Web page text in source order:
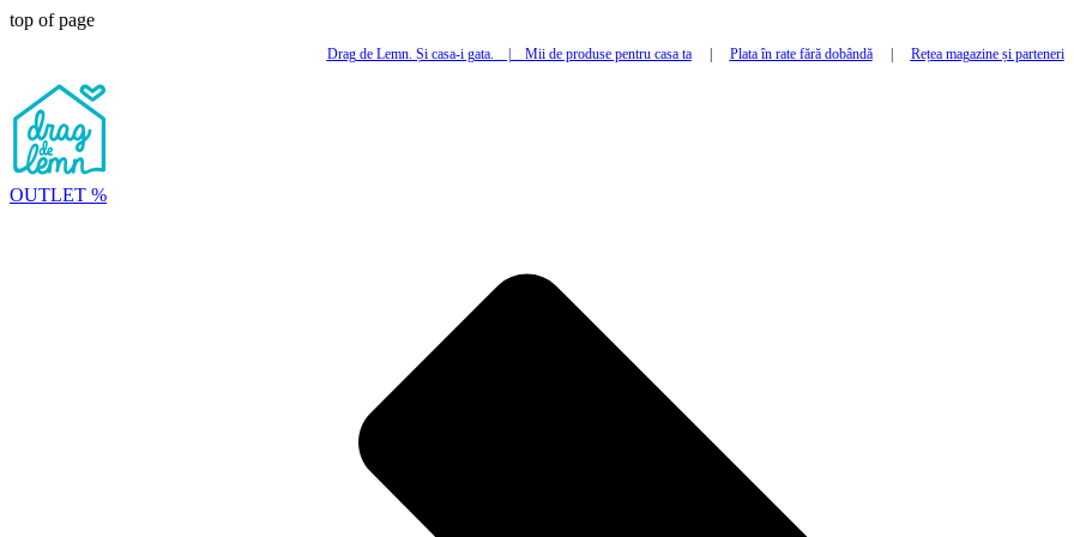
top of page
Drag de Lemn. Și casa-i gata. Mii de produse pentru casa ta| Plata în rate fără dobândă| Rețea magazine și parteneri
OUTLET %